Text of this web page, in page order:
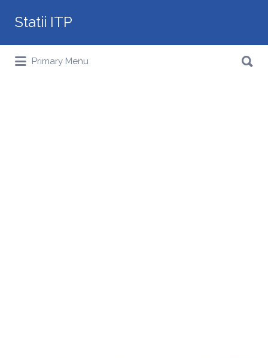
Statii ITP
for:
Primary Menu
for: